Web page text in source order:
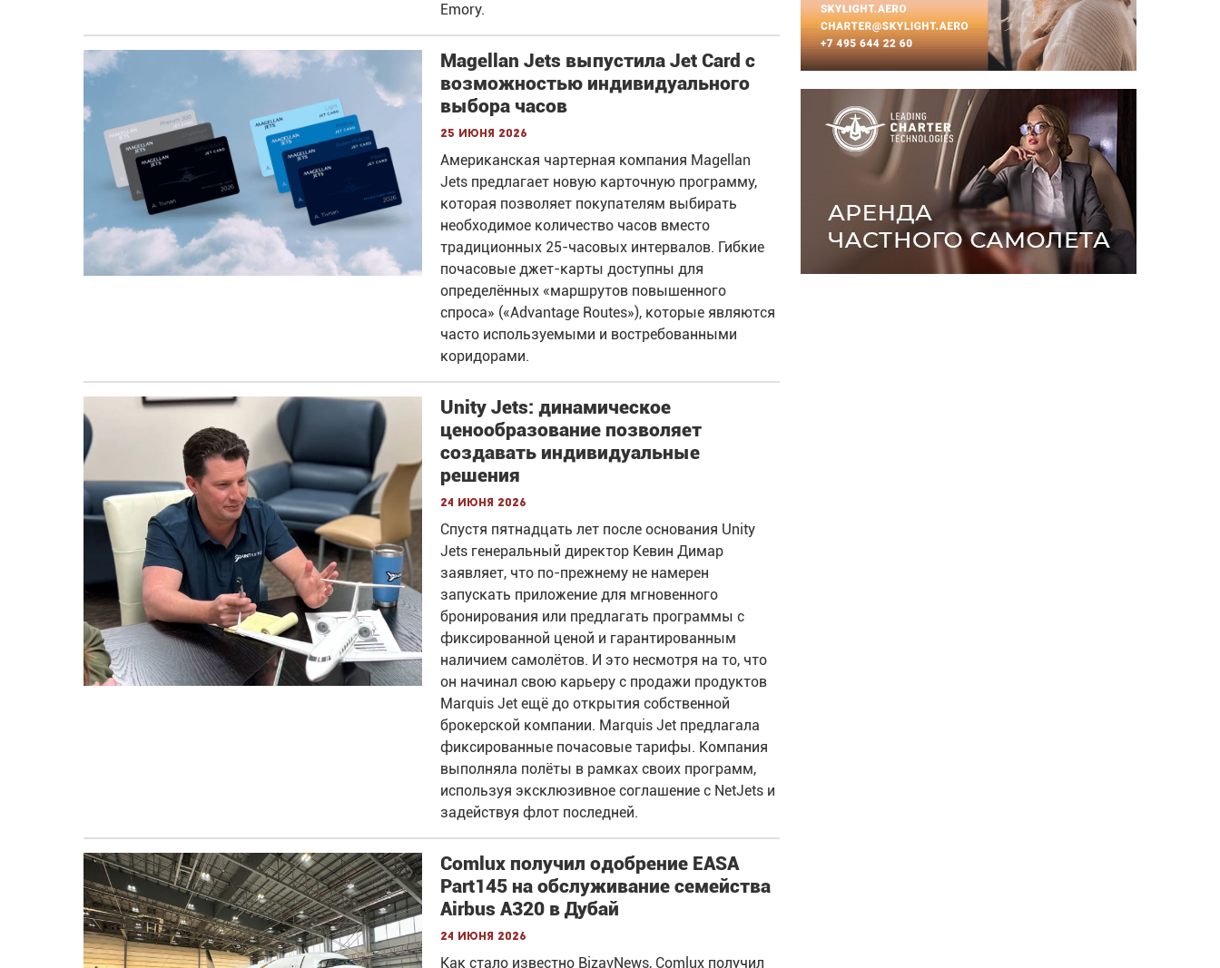
Emory.
Magellan Jets выпустила Jet Card с
возможностью индивидуального
выбора часов
25 июня 2026
Американская чартерная компания Magellan
Jets предлагает новую карточную программу,
которая позволяет покупателям выбирать
необходимое количество часов вместо
традиционных 25-часовых интервалов. Гибкие
почасовые джет-карты доступны для
определённых «маршрутов повышенного
спроса» («Advantage Routes»), которые являются
часто используемыми и востребованными
коридорами.
Unity Jets: динамическое
ценообразование позволяет
создавать индивидуальные
решения
24 июня 2026
Спустя пятнадцать лет после основания Unity
Jets генеральный директор Кевин Димар
заявляет, что по-прежнему не намерен
запускать приложение для мгновенного
бронирования или предлагать программы с
фиксированной ценой и гарантированным
наличием самолётов. И это несмотря на то, что
он начинал свою карьеру с продажи продуктов
Marquis Jet ещё до открытия собственной
брокерской компании. Marquis Jet предлагала
фиксированные почасовые тарифы. Компания
выполняла полёты в рамках своих программ,
используя эксклюзивное соглашение с NetJets и
задействуя флот последней.
Comlux получил одобрение EASA
Part145 на обслуживание семейства
Airbus A320 в Дубай
24 июня 2026
Как стало известно BizavNews, Comlux получил